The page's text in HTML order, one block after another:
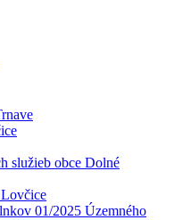
služieb obce Dolné
01/2025 Územného